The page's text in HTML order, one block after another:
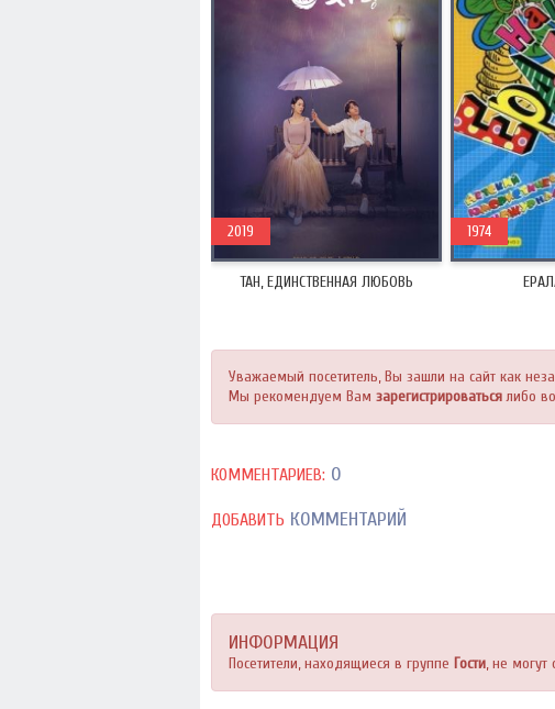
ТАН, ЕДИНСТВЕННАЯ ЛЮБОВЬ
2019 1974
Уважаемый посетитель, Вы зашли на сайт как
Мы рекомендуем Вам зарегистрироватьсялибо
КОММЕНТАРИЕВ: 0
ДОБАВИТЬ КОММЕНТАРИЙ
ИНФОРМАЦИЯ
Посетители, находящиеся в группе Гости, не могут